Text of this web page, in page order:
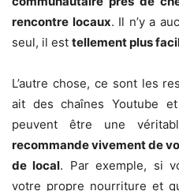
rencontre locaux. Il n’y a
seul, il est tellement plus
L’autre chose, ce sont les
ait des chaînes Youtube
peuvent être une
recommande vivement de
de local. Par exemple, si
votre propre nourriture et